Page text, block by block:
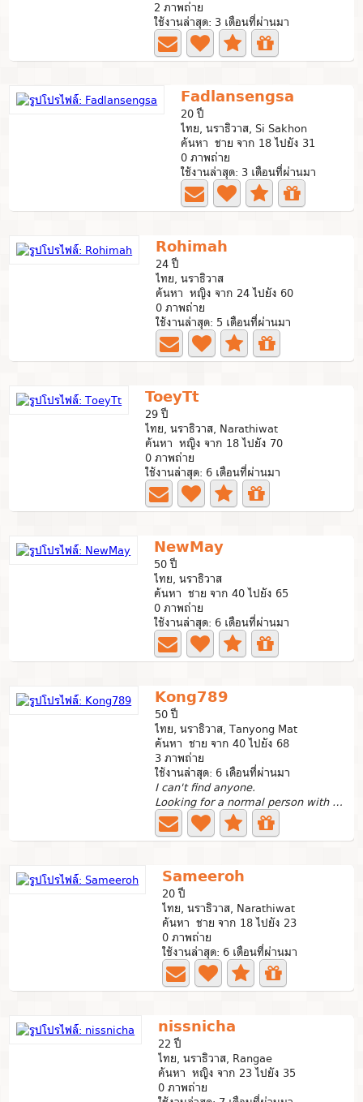
2 ภาพถ่าย
ใช้งานล่าสุด: 3 เดือนที่ผ่านมา
Fadlansengsa
20 ปี
ไทย, นราธิวาส, Si Sakhon
ค้นหา ชาย จาก 18 ไปยัง 31
0 ภาพถ่าย
ใช้งานล่าสุด: 3 เดือนที่ผ่านมา
Rohimah
24 ปี
ไทย, นราธิวาส
ค้นหา หญิง จาก 24 ไปยัง 60
0 ภาพถ่าย
ใช้งานล่าสุด: 5 เดือนที่ผ่านมา
ToeyTt
29 ปี
ไทย, นราธิวาส, Narathiwat
ค้นหา หญิง จาก 18 ไปยัง 70
0 ภาพถ่าย
ใช้งานล่าสุด: 6 เดือนที่ผ่านมา
NewMay
50 ปี
ไทย, นราธิวาส
ค้นหา ชาย จาก 40 ไปยัง 65
0 ภาพถ่าย
ใช้งานล่าสุด: 6 เดือนที่ผ่านมา
Kong789
50 ปี
ไทย, นราธิวาส, Tanyong Mat
ค้นหา ชาย จาก 40 ไปยัง 68
3 ภาพถ่าย
ใช้งานล่าสุด: 6 เดือนที่ผ่านมา
I can't find anyone.
Looking for a normal person with no mental illness.
Sameeroh
20 ปี
ไทย, นราธิวาส, Narathiwat
ค้นหา ชาย จาก 18 ไปยัง 23
0 ภาพถ่าย
ใช้งานล่าสุด: 6 เดือนที่ผ่านมา
nissnicha
22 ปี
ไทย, นราธิวาส, Rangae
ค้นหา หญิง จาก 23 ไปยัง 35
0 ภาพถ่าย